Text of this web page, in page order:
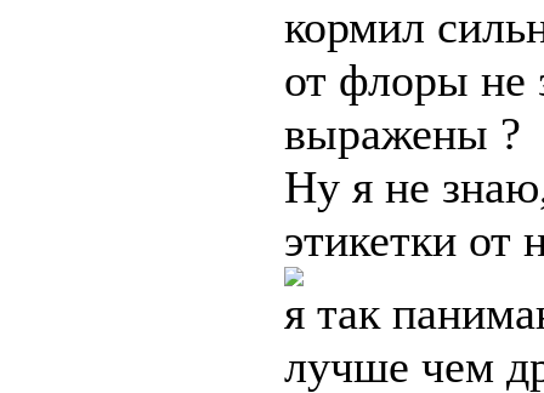
кормил
от флоры не
выражены ?
Ну я не
этикетки от
я так
лучше чем